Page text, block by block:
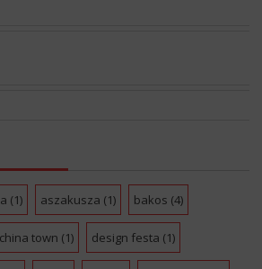
(1) aszakusza (1) bakos (4)
china town (1) design festa (1)